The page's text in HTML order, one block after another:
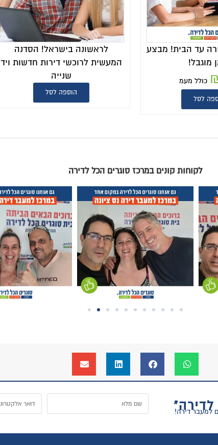
עד הבית! מבצע
מוגבל!
כולל מעמ
לסל
לראשונה בישראל! הסדנה
המעשית לרוכשי דירות חדשות ויד
שנייה
הוספה לסל
לקוחות קונים במרכז סוגרים הכל לדירה